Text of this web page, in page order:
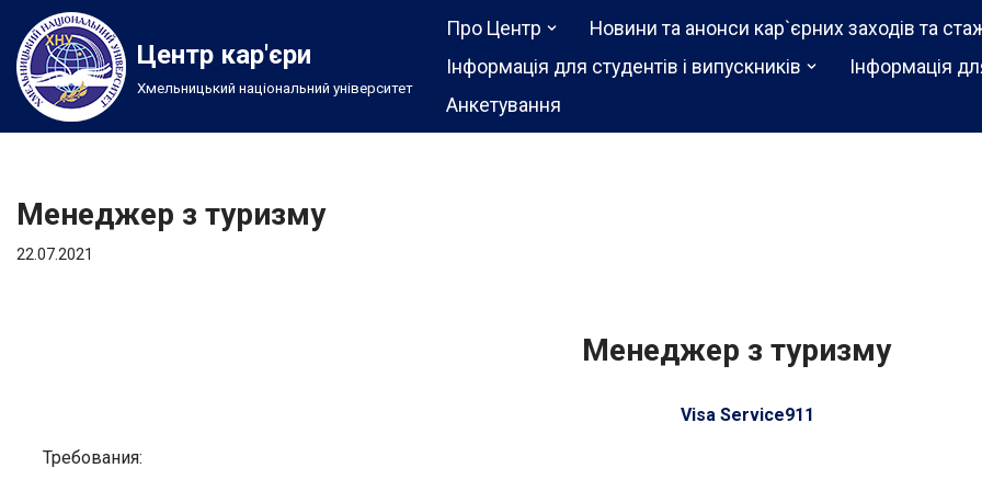
Перейти
до
вмісту
Центр кар'єри
Хмельницький національний університет
Про Центр Новини та анонси кар`єрних заходів та
Інформація для студентів і випускників
Інформація
Анкетування
Менеджер з туризму
22.07.2021
Менеджер з туризму
Visa Service911
Требования: